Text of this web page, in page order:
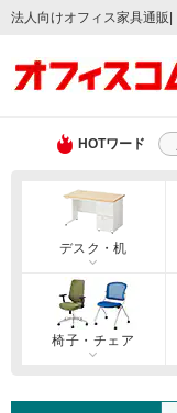
法人向けオフィス家具通販 |
HOTワード
デスク・机
椅子・チェア